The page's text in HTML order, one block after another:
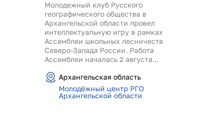
Молодежный клуб Русского
географического общества в
Архангельской области провел
интеллектуальную игру в рамках
Ассамблеи школьных лесничеств
Северо-Запада России. Работа
Ассамблеи началась 2 августа...
Архангельская область
Молодёжный центр РГО
Архангельской области